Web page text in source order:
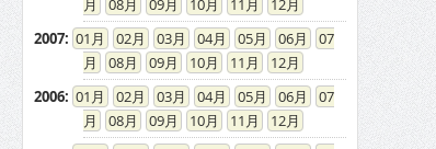
08
09 10 11
12
2007: 01 02 03 04 05 06
07
08
09 10 11
12
2006: 01 02 03 04 05 06
07
08
09 10 11
12